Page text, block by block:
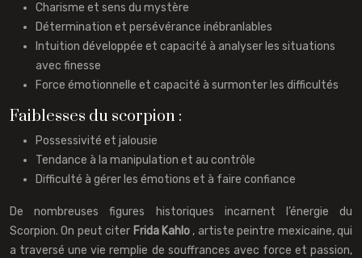
Charisme et sens du mystère
Détermination et persévérance inébranlables
Intuition développée et capacité à analyser les situations
avec finesse
Force émotionnelle et capacité à surmonter les difficultés
Faiblesses du scorpion :
Possessivité et jalousie
Tendance à la manipulation et au contrôle
Difficulté à gérer les émotions et à faire confiance
De nombreuses figures historiques incarnent l’énergie du
Scorpion. On peut citer Frida Kahlo , artiste peintre mexicaine, qui
a traversé une vie remplie de souffrances avec force et passion,